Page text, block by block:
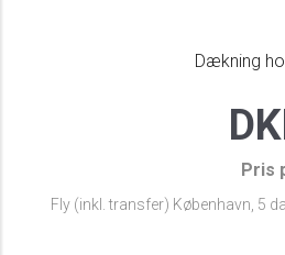
Pris
Fly (inkl. transfer) København 5
Dækning